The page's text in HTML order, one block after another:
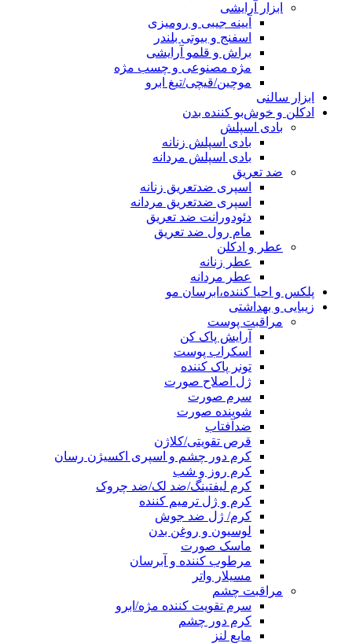
ابزار آرایشی
آیینه جیبی و رومیزی
اسفنج و بیوتی بلندر
براش و قلمو آرایشی
مژه مصنوعی و چسب مژه
موچین/قیچی/تیغ ابرو
ابزار سالنی
ادکلن و خوش‌بو کننده بدن
بادی اسپلش
بادی اسپلش زنانه
بادی اسپلش مردانه
ضد تعریق
اسپری ضدتعریق زنانه
اسپری ضدتعریق مردانه
دئودورانت ضد تعریق
مام رول ضد تعریق
عطر و ادکلن
عطر زنانه
عطر مردانه
پلکس و احیا کننده،ابرسان مو
زیبایی و بهداشتی
مراقبت پوست
آرایش پاک کن
اسکراب پوست
تونر پاک کننده
ژل اصلاح صورت
سرم صورت
شوینده صورت
ضدآفتاب
قرص تقویتی/کلاژن
کرم دور چشم و اسپری اکسیژن رسان
کرم روز و شب
کرم لیفتینگ/ضد لک/ضد چروک
کرم و ژل ترمیم کننده
کرم/ ژل ضد جوش
لوسیون و روغن بدن
ماسک صورت
مرطوب کننده و آبرسان
مسیلار واتر
مراقبت چشم
سرم تقویت کننده مژه/ابرو
کرم دور چشم
مایع لنز